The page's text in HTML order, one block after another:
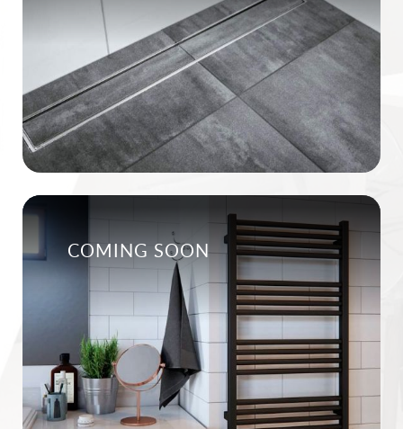
COMING SOON